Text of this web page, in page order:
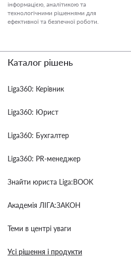
інформацією, аналітикою та
технологічними рішеннями для
ефективної та безпечної роботи.
Каталог рішень
Liga360: Керівник
Liga360: Юрист
Liga360: Бухгалтер
Liga360: PR-менеджер
Знайти юриста Liga:BOOK
Академія ЛІГА:ЗАКОН
Теми в центрі уваги
Усі рішення і продукти